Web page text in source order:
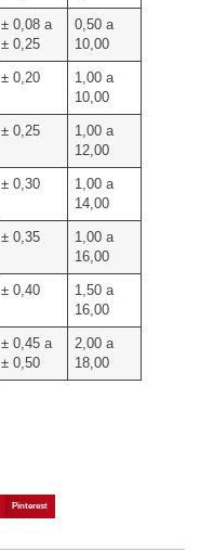
± 0,08 a
± 0,25
0,50 a
10,00
± 0,20
1,00 a
10,00
± 0,25
1,00 a
12,00
± 0,30
1,00 a
14,00
± 0,35
1,00 a
16,00
± 0,40
1,50 a
16,00
± 0,45 a
± 0,50
2,00 a
18,00
Pinterest